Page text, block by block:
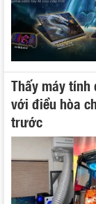
Thấy máy
với điều hòa
trước